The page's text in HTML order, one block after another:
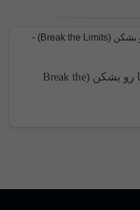
معرفی فیلم محدودیت ها رو بشکن (Break the